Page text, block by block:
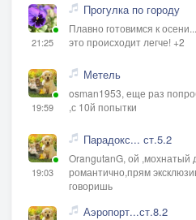
21:25
Прогулка по городу
Плавно готовимся к
это происходит легче! +2
19:59
Метель
osman1953, еще раз
,с 10й попытки
19:03
Парадокс... ст.5.2
OrangutanG, ой ,мохнатый
романтично,прям
говоришь
Аэропорт...ст.8.2